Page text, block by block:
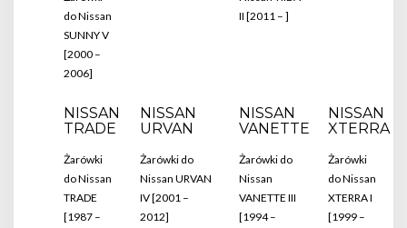
do Nissan
SUNNY V
[2000 –
2006]
II [2011 – ]
NISSAN
TRADE
Żarówki
do Nissan
TRADE
[1987 –
NISSAN
URVAN
Żarówki do
Nissan URVAN
IV [2001 –
2012]
NISSAN
VANETTE
Żarówki do
Nissan
VANETTE III
[1994 –
NISSAN
XTERRA
Żarówki
do Nissan
XTERRA I
[1999 –